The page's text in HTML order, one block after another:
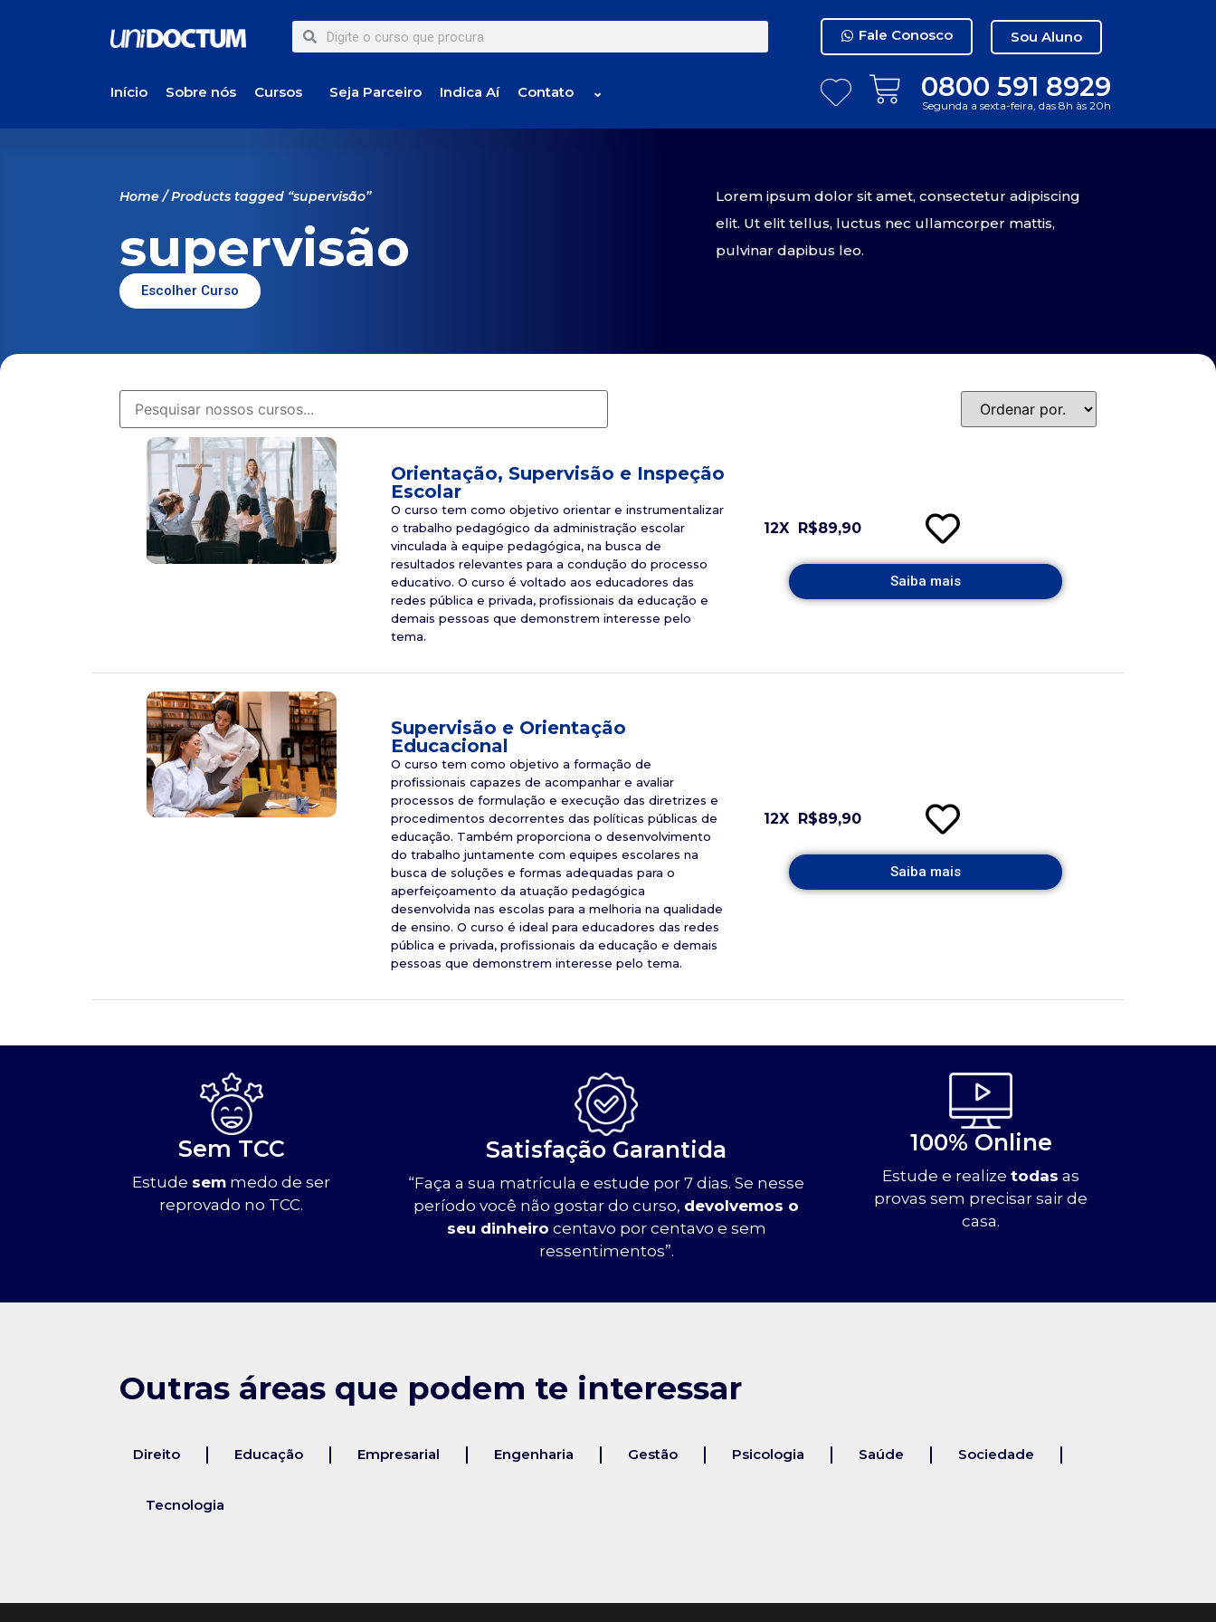
Fale Conosco Sou Aluno
Início Sobre nós Cursos Seja Parceiro Indica Aí Contato ⌄ 0800 591 8929
Segunda a sexta-feira, das 8h às 20h
Home/ Products tagged “supervisão”
supervisão
Escolher Curso
Lorem ipsum dolor sit amet, consectetur adipiscing
elit. Ut elit tellus, luctus nec ullamcorper mattis,
pulvinar dapibus leo.
Orientação, Supervisão e Inspeção
Escolar
O curso tem como objetivo orientar e instrumentalizar
o trabalho pedagógico da administração escolar
vinculada à equipe pedagógica, na busca de
resultados relevantes para a condução do processo
educativo. O curso é voltado aos educadores das
redes pública e privada, profissionais da educação e
demais pessoas que demonstrem interesse pelo
tema.
12X R$89,90
Saiba mais
Supervisão e Orientação
Educacional
O curso tem como objetivo a formação de
profissionais capazes de acompanhar e avaliar
processos de formulação e execução das diretrizes e
procedimentos decorrentes das políticas públicas de
educação. Também proporciona o desenvolvimento
do trabalho juntamente com equipes escolares na
busca de soluções e formas adequadas para o
aperfeiçoamento da atuação pedagógica
desenvolvida nas escolas para a melhoria na qualidade
de ensino. O curso é ideal para educadores das redes
pública e privada, profissionais da educação e demais
pessoas que demonstrem interesse pelo tema.
12X R$89,90
Saiba mais
Sem TCC
Estude sem medo de ser
reprovado no TCC.
Satisfação Garantida
“Faça a sua matrícula e estude por 7 dias. Se nesse
período você não gostar do curso, devolvemos o
seu dinheiro centavo por centavo e sem
ressentimentos”.
100% Online
Estude e realizetodas as
provas sem precisar sair de
casa.
Outras áreas que podem te interessar
Direito Educação Empresarial Engenharia Gestão Psicologia Saúde Sociedade
Tecnologia